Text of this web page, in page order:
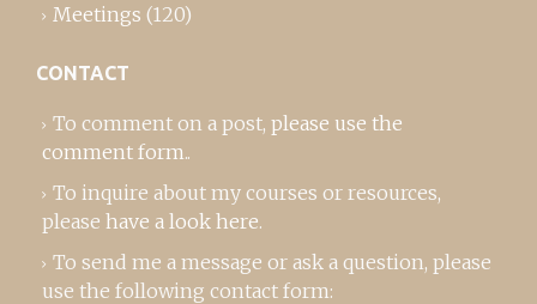
Meetings (120)
CONTACT
To comment on a post, please use the
comment form..
To inquire about my courses or resources,
please have a look here.
To send me a message or ask a question, please
use the following contact form: